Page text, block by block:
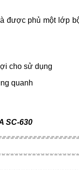
được phủ một lớp
cho sử dụng
quanh
SC-630